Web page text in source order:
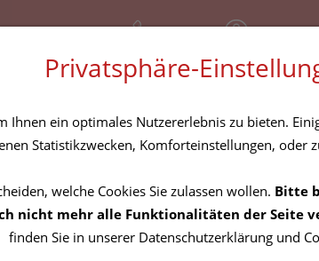
+43 (01) 3683167 Geschlossen
Privatsphäre-
Ihnen ein optimales Nutzererlebnis zu bieten.
Statistikzwecken, Komforteinstellungen, oder
welche Cookies Sie zulassen wollen. Bitte
nicht mehr alle Funktionalitäten der Seite
finden Sie in unserer Datenschutzerklärung und